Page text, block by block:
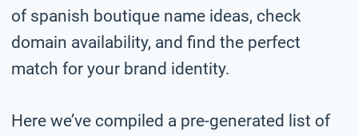
of spanish boutique name ideas, check
domain availability, and find the perfect
match for your brand identity.
Here we’ve compiled a pre-generated list of